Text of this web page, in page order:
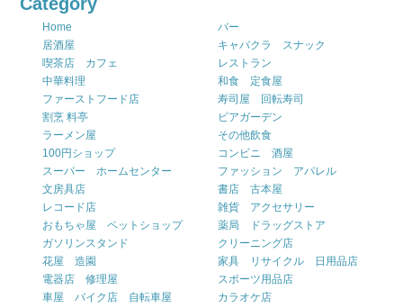
Home
バー
居酒屋
キャバクラ スナック
喫茶店 カフェ
レストラン
中華料理
和食 定食屋
ファーストフード店
寿司屋 回転寿司
割烹 料亭
ビアガーデン
ラーメン屋
その他飲食
100円ショップ
コンビニ 酒屋
スーパー ホームセンター
ファッション アパレル
文房具店
書店 古本屋
レコード店
雑貨 アクセサリー
おもちゃ屋 ペットショップ
薬局 ドラッグストア
ガソリンスタンド
クリーニング店
花屋 造園
家具 リサイクル 日用品店
電器店 修理屋
スポーツ用品店
車屋 バイク店 自転車屋
カラオケ店